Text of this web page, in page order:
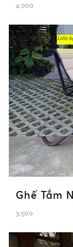
4,000
Ghế Tắm
3,500